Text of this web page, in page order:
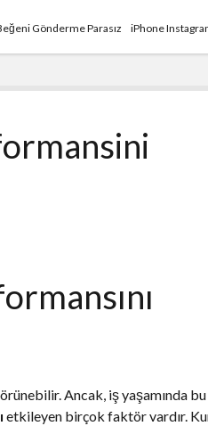
Gönderme Parasız iPhone
Ancak, iş yaşamında bu
etkileyen birçok faktör vardır.